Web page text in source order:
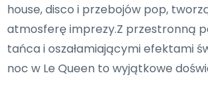
house, disco i przebojów pop,
atmosferę imprezy.Z przestronną
tańca i oszałamiającymi efektami
noc w Le Queen to wyjątkowe